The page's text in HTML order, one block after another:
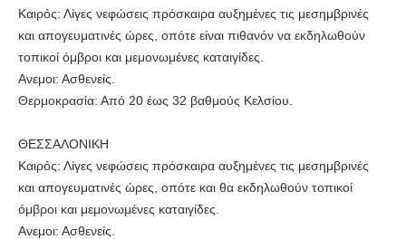
Καιρός: Λίγες νεφώσεις πρόσκαιρα αυξημένες τις μεσημβρινές
και απογευματινές ώρες, οπότε είναι πιθανόν να εκδηλωθούν
τοπικοί όμβροι και μεμονωμένες καταιγίδες.
Ανεμοι: Ασθενείς.
Θερμοκρασία: Από 20 έως 32 βαθμούς Κελσίου.
ΘΕΣΣΑΛΟΝΙΚΗ
Καιρός: Λίγες νεφώσεις πρόσκαιρα αυξημένες τις μεσημβρινές
και απογευματινές ώρες, οπότε και θα εκδηλωθούν τοπικοί
όμβροι και μεμονωμένες καταιγίδες.
Ανεμοι: Ασθενείς.